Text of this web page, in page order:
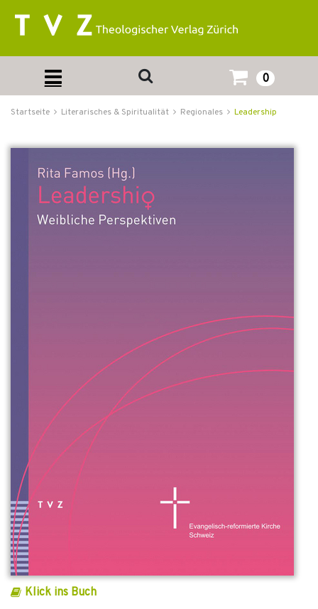
0
Startseite Literarisches & Spiritualität Regionales Leadership
Klick ins Buch